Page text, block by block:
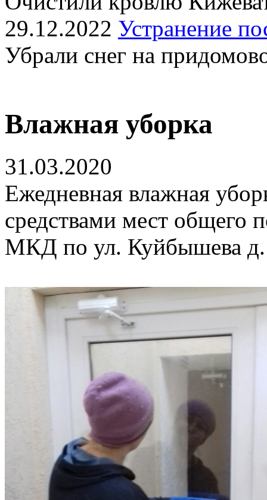
29.12.2022 Устранение
Убрали снег на
Влажная уборка
31.03.2020
Ежедневная влажная
средствами мест общего
МКД по ул. Куйбышева